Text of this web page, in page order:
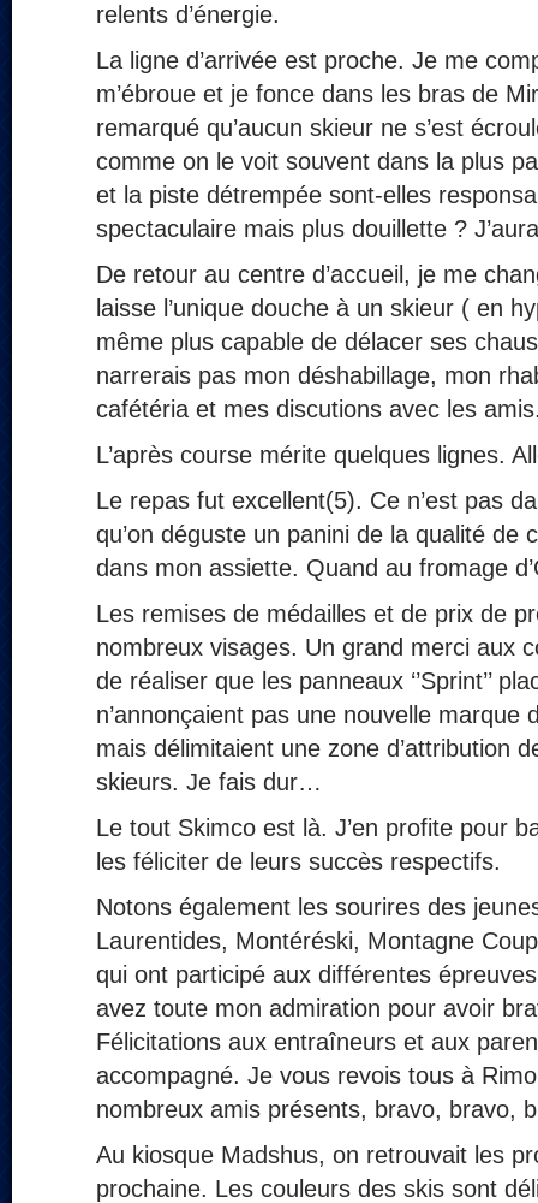
relents d’énergie.
La ligne d’arrivée est proche. Je me
m’ébroue et je fonce dans les bras de
remarqué qu’aucun skieur ne s’est
comme on le voit souvent dans la plus
et la piste détrempée sont-elles
spectaculaire mais plus douillette ?
De retour au centre d’accueil, je me
laisse l’unique douche à un skieur ( en
même plus capable de délacer ses
narrerais pas mon déshabillage, mon
cafétéria et mes discutions avec les
L’après course mérite quelques lignes.
Le repas fut excellent(5). Ce n’est pas
qu’on déguste un panini de la qualité de
dans mon assiette. Quand au fromage
Les remises de médailles et de prix de
nombreux visages. Un grand merci aux
de réaliser que les panneaux ‘’Sprint’’
n’annonçaient pas une nouvelle marque
mais délimitaient une zone d’attribution
skieurs. Je fais dur…
Le tout Skimco est là. J’en profite pour
les féliciter de leurs succès respectifs.
Notons également les sourires des
Laurentides, Montéréski, Montagne
qui ont participé aux différentes
avez toute mon admiration pour avoir
Félicitations aux entraîneurs et aux
accompagné. Je vous revois tous à
nombreux amis présents, bravo, bravo,
Au kiosque Madshus, on retrouvait les
prochaine. Les couleurs des skis sont